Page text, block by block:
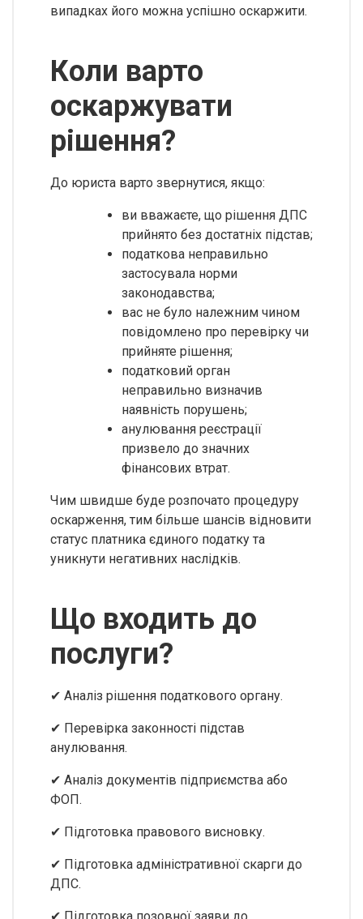
випадках його можна успішно оскаржити.
Коли варто
оскаржувати
рішення?
До юриста варто звернутися, якщо:
ви вважаєте, що рішення ДПС
прийнято без достатніх підстав;
податкова неправильно
застосувала норми
законодавства;
вас не було належним чином
повідомлено про перевірку чи
прийняте рішення;
податковий орган
неправильно визначив
наявність порушень;
анулювання реєстрації
призвело до значних
фінансових втрат.
Чим швидше буде розпочато процедуру
оскарження, тим більше шансів відновити
статус платника єдиного податку та
уникнути негативних наслідків.
Що входить до
послуги?
✔ Аналіз рішення податкового органу.
✔ Перевірка законності підстав
анулювання.
✔ Аналіз документів підприємства або
ФОП.
✔ Підготовка правового висновку.
✔ Підготовка адміністративної скарги до
ДПС.